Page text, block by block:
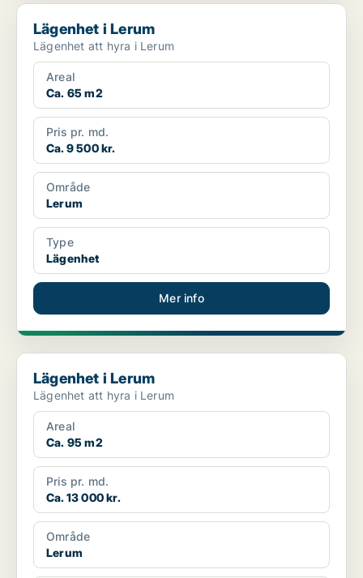
Lägenhet i Lerum
Lägenhet i Lerum
Lägenhet att hyra i Lerum
Areal
Ca. 65 m2
Pris pr. md.
Ca. 9 500 kr.
Område
Lerum
Type
Lägenhet
Mer info
Lägenhet i Lerum
Lägenhet i Lerum
Lägenhet att hyra i Lerum
Areal
Ca. 95 m2
Pris pr. md.
Ca. 13 000 kr.
Område
Lerum